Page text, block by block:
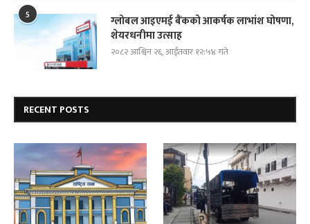
5
ग्लोबल आइएमई बैंकको आकर्षक लाभांश घोषणा,
शेयरधनीमा उत्साह
२०८२ आश्विन २६, आईतवार १२:५४ गते
RECENT POSTS